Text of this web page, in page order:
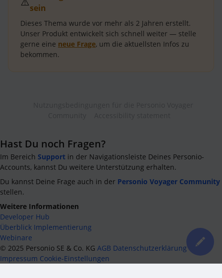
sein
Dieses Thema wurde vor mehr als 2 Jahren erstellt.
Unser Produkt entwickelt sich schnell weiter — stelle
gerne eine neue Frage, um die aktuellsten Infos zu
bekommen.
Hast Du noch Fragen?
Im Bereich Support in der Navigationsleiste Deines Personio-
Accounts, kannst Du weitere Unterstützung erhalten.
Du kannst Deine Frage auch in der Personio Voyager Community
stellen.
Weitere Informationen
Developer Hub
Überblick Implementierung
Webinare
© 2025 Personio SE & Co. KG AGB Datenschutzerklärung
Impressum Cookie-Einstellungen